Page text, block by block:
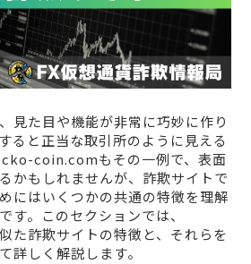
見た目や機能が非常に巧妙に作り
ると正当な取引所のように見える
coin.comもその一例で、表面
かもしれませんが、詐欺サイトで
にはいくつかの共通の特徴を理解
す。このセクションでは、
詐欺サイトの特徴と、それらを
詳しく解説します。